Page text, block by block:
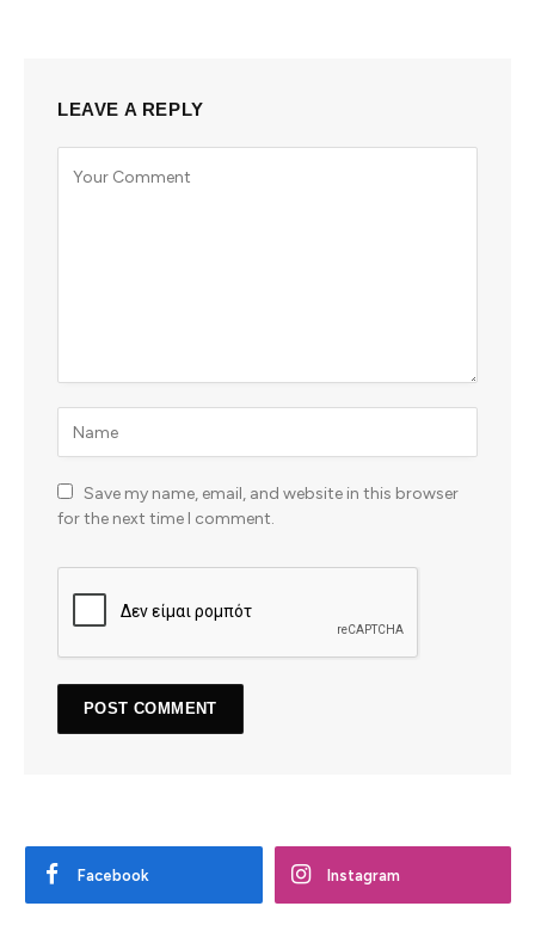
LEAVE A REPLY
Save my name, email, and website in this browser
for the next time I comment.
Facebook Instagram